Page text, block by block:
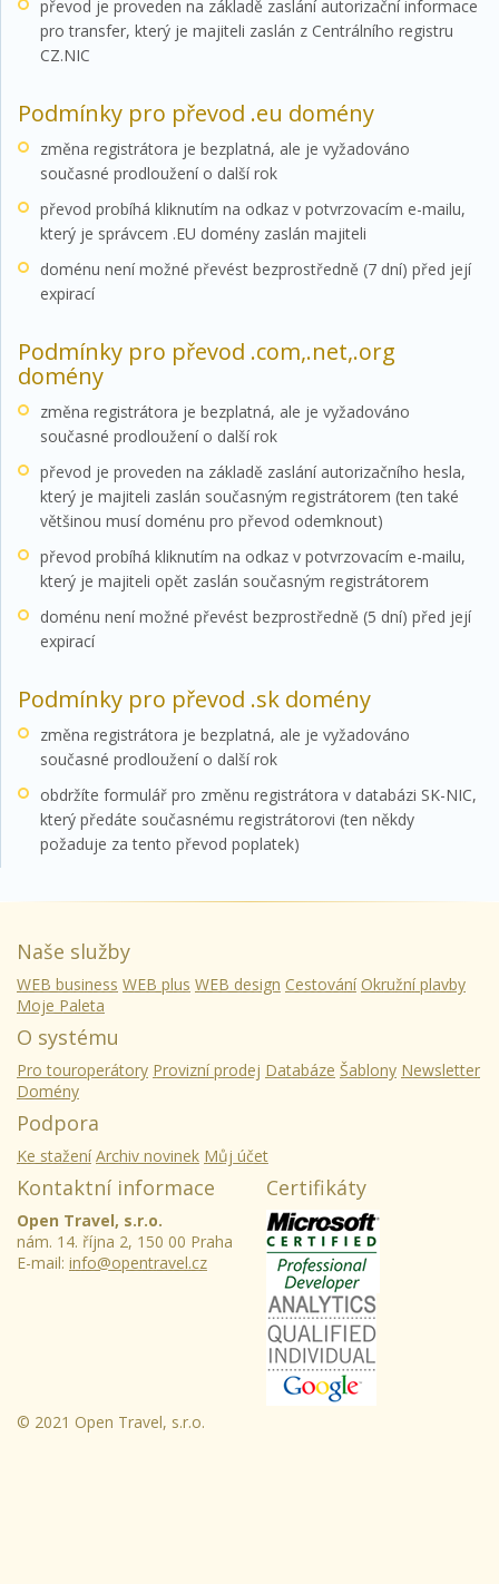
převod je proveden na základě zaslání autorizační informace
pro transfer, který je majiteli zaslán z Centrálního registru
CZ.NIC
Podmínky pro převod .eu domény
změna registrátora je bezplatná, ale je vyžadováno
současné prodloužení o další rok
převod probíhá kliknutím na odkaz v potvrzovacím e-mailu,
který je správcem .EU domény zaslán majiteli
doménu není možné převést bezprostředně (7 dní) před její
expirací
Podmínky pro převod .com,.net,.org
domény
změna registrátora je bezplatná, ale je vyžadováno
současné prodloužení o další rok
převod je proveden na základě zaslání autorizačního hesla,
který je majiteli zaslán současným registrátorem (ten také
většinou musí doménu pro převod odemknout)
převod probíhá kliknutím na odkaz v potvrzovacím e-mailu,
který je majiteli opět zaslán současným registrátorem
doménu není možné převést bezprostředně (5 dní) před její
expirací
Podmínky pro převod .sk domény
změna registrátora je bezplatná, ale je vyžadováno
současné prodloužení o další rok
obdržíte formulář pro změnu registrátora v databázi SK-NIC,
který předáte současnému registrátorovi (ten někdy
požaduje za tento převod poplatek)
Naše služby
WEB business WEB plus WEB design Cestování Okružní plavby
Moje Paleta
O systému
Pro touroperátory Provizní prodej Databáze Šablony Newsletter
Domény
Podpora
Ke stažení Archiv novinek Můj účet
Kontaktní informace
Open Travel, s.r.o.
nám. 14. října 2, 150 00 Praha
E-mail: info@opentravel.cz
Certifikáty
© 2021 Open Travel, s.r.o.